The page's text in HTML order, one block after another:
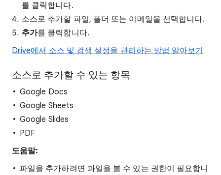
를 클릭합니다.
소스로 추가할 파일, 폴더 또는 이메일을 선택합니다.
추가를 클릭합니다.
Drive에서 소스 및 검색 설정을 관리하는 방법 알아보기
소스로 추가할 수 있는 항목
Google Docs
Google Sheets
Google Slides
PDF
도움말:
파일을 추가하려면 파일을 볼 수 있는 권한이 필요합니